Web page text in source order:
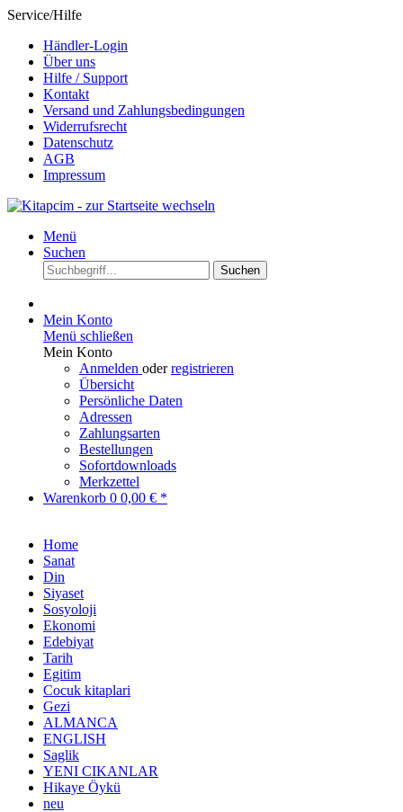
Service/Hilfe
Händler-Login
Über uns
Hilfe / Support
Kontakt
Versand und Zahlungsbedingungen
Widerrufsrecht
Datenschutz
AGB
Impressum
Menü
Suchen
Suchen
Mein Konto
Menü schließen
Mein Konto
Anmelden oderregistrieren
Übersicht
Persönliche Daten
Adressen
Zahlungsarten
Bestellungen
Sofortdownloads
Merkzettel
Warenkorb 0 0,00 € *
Home
Sanat
Din
Siyaset
Sosyoloji
Ekonomi
Edebiyat
Tarih
Egitim
Cocuk kitaplari
Gezi
ALMANCA
ENGLISH
Saglik
YENI CIKANLAR
Hikaye Öykü
neu